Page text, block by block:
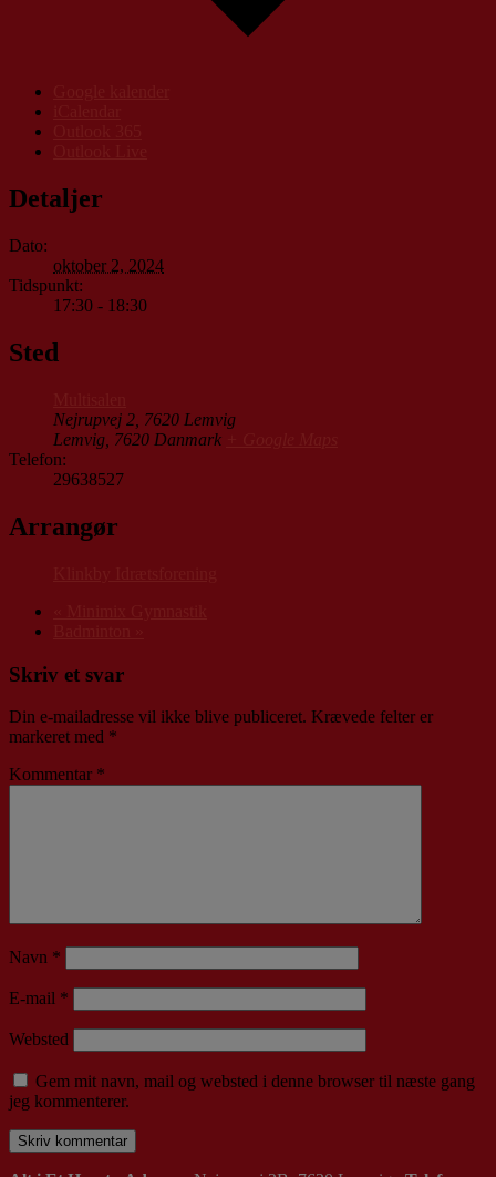
Detaljer
Dato:
oktober 2, 2024
Tidspunkt:
17:30 - 18:30
Sted
Nejrupvej 2, 7620 Lemvig
Lemvig 7620 Danmark
Telefon:
29638527
Arrangør
Skriv et svar
Din e-mailadresse vil ikke blive publiceret. Krævede felter er
markeret med *
Kommentar *
Navn *
E-mail *
Websted
Gem mit navn, mail og websted i denne browser til næste gang
jeg kommenterer.